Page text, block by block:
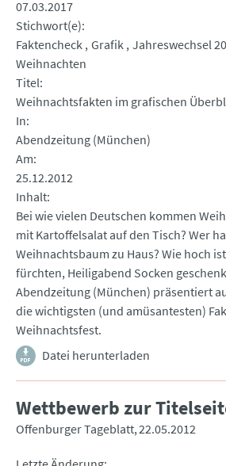
07.03.2017
Stichwort(e)
Faktencheck Grafik Jahreswechsel
Weihnachten
Titel
Weihnachtsfakten im grafischen
In
Abendzeitung (München)
Am
25.12.2012
Inhalt
Bei wie vielen Deutschen kommen
mit Kartoffelsalat auf den Tisch? Wer
Weihnachtsbaum zu Haus? Wie hoch
fürchten, Heiligabend Socken
Abendzeitung (München) präsentiert
die wichtigsten (und amüsantesten)
Weihnachtsfest.
Datei herunterladen
Wettbewerb zur
Offenburger Tageblatt 22.05.2012